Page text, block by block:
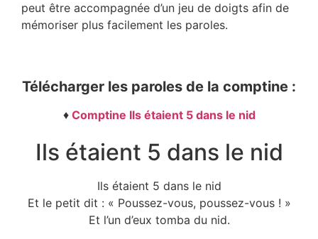
peut être accompagnée d’un jeu de doigts afin de
mémoriser plus facilement les paroles.
Télécharger les paroles de la comptine :
♦ Comptine Ils étaient 5 dans le nid
Ils étaient 5 dans le nid
Ils étaient 5 dans le nid
Et le petit dit : « Poussez-vous, poussez-vous ! »
Et l’un d’eux tomba du nid.